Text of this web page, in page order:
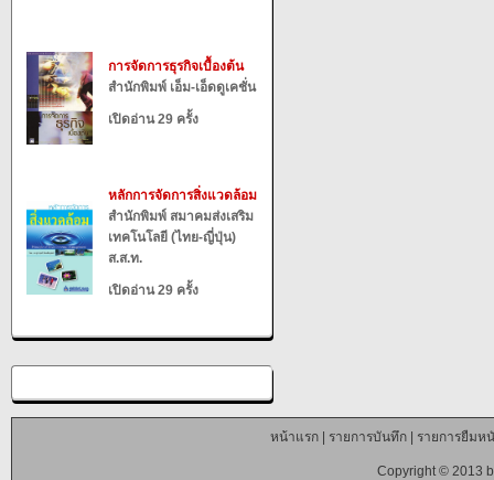
การจัดการธุรกิจเบื้องต้น
สำนักพิมพ์ เอ็ม-เอ็ดดูเคชั่น
เปิดอ่าน 29 ครั้ง
หลักการจัดการสิ่งแวดล้อม
สำนักพิมพ์ สมาคมส่งเสริม
เทคโนโลยี (ไทย-ญี่ปุ่น)
ส.ส.ท.
เปิดอ่าน 29 ครั้ง
หน้าแรก| รายการบันทึก| รายการยืมห
Copyright © 2013